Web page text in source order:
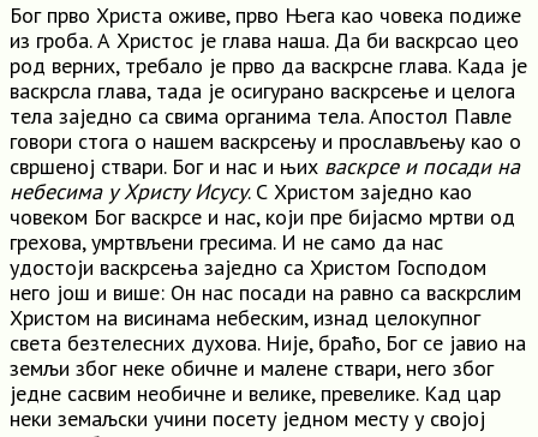
Бог прво Христа оживе, прво Њега као човека подиже
из гроба. А Христос је глава наша. Да би васкрсао цео
род верних, требало је прво да васкрсне глава. Када је
васкрсла глава, тада је осигурано васкрсење и целога
тела заједно са свима органима тела. Апостол Павле
говори стога о нашем васкрсењу и прослављењу као о
свршеној ствари. Бог и нас и њих васкрсе и посади на
небесима у Христу Исусу. С Христом заједно као
човеком Бог васкрсе и нас, који пре бијасмо мртви од
грехова, умртвљени гресима. И не само да нас
удостоји васкрсења заједно са Христом Господом
него још и више: Он нас посади на равно са васкрслим
Христом на висинама небеским, изнад целокупног
света безтелесних духова. Није, браћо, Бог се јавио на
земљи због неке обичне и малене ствари, него због
једне сасвим необичне и велике, превелике. Кад цар
неки земаљски учини посету једном месту у својој